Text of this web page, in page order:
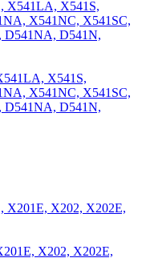
X541S,
X541NC, X541SC,
D541NA, D541N,
X202, X202E,